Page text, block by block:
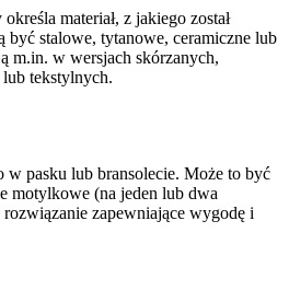
materiał, z jakiego został
być stalowe, tytanowe, ceramiczne lub
m.in. w wersjach skórzanych,
tekstylnych.
w pasku lub bransolecie. Może to być
motylkowe (na jeden lub dwa
zapewniające wygodę i